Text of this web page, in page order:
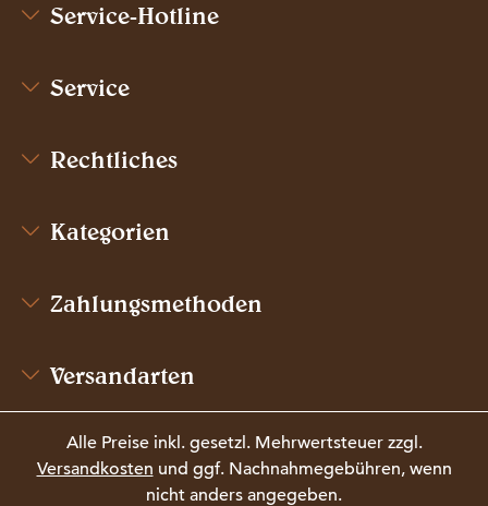
Service-Hotline
Service
Rechtliches
Kategorien
Zahlungsmethoden
Versandarten
Alle Preise inkl. gesetzl. Mehrwertsteuer zzgl.
Versandkosten und ggf. Nachnahmegebühren, wenn
nicht anders angegeben.